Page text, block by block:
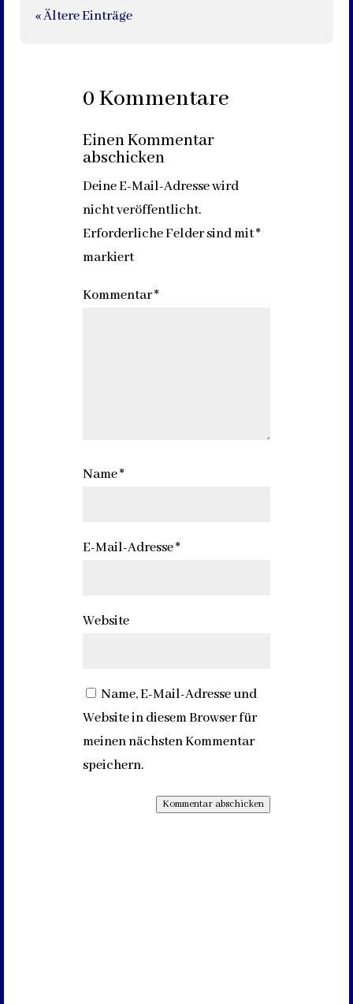
« Ältere Einträge
0 Kommentare
Einen Kommentar
abschicken
Deine E-Mail-Adresse wird
nicht veröffentlicht.
Erforderliche Felder sind mit*
markiert
Kommentar*
Name*
E-Mail-Adresse*
Website
Name, E-Mail-Adresse und
Website in diesem Browser für
meinen nächsten Kommentar
speichern.
Kommentar abschicken